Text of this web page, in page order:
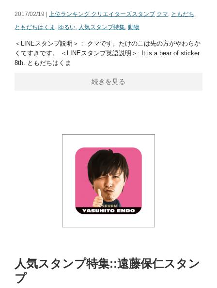
2017/02/19 | 上位ランキング クリエイターズスタンプ クマ, ともだち,
ともだちはくま , ゆるい, 人気スタンプ特集, 動物
＜LINEスタンプ説明＞： クマです。たけのこは先の方がやわらか
くてすきです。 ＜LINEスタンプ英語説明＞: It is a bear of sticker
8th. ともだちはくま
続きを見る
人気スタンプ特集::遠藤保仁スタン
プ